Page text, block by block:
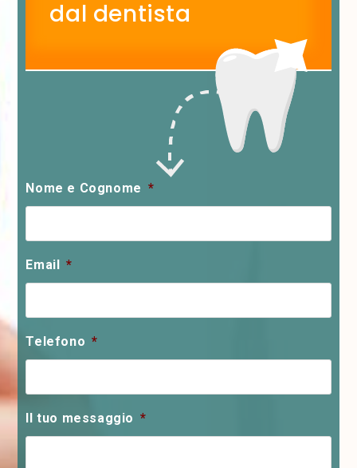
dal dentista
Nome e Cognome *
Email *
Telefono *
Il tuo messaggio *